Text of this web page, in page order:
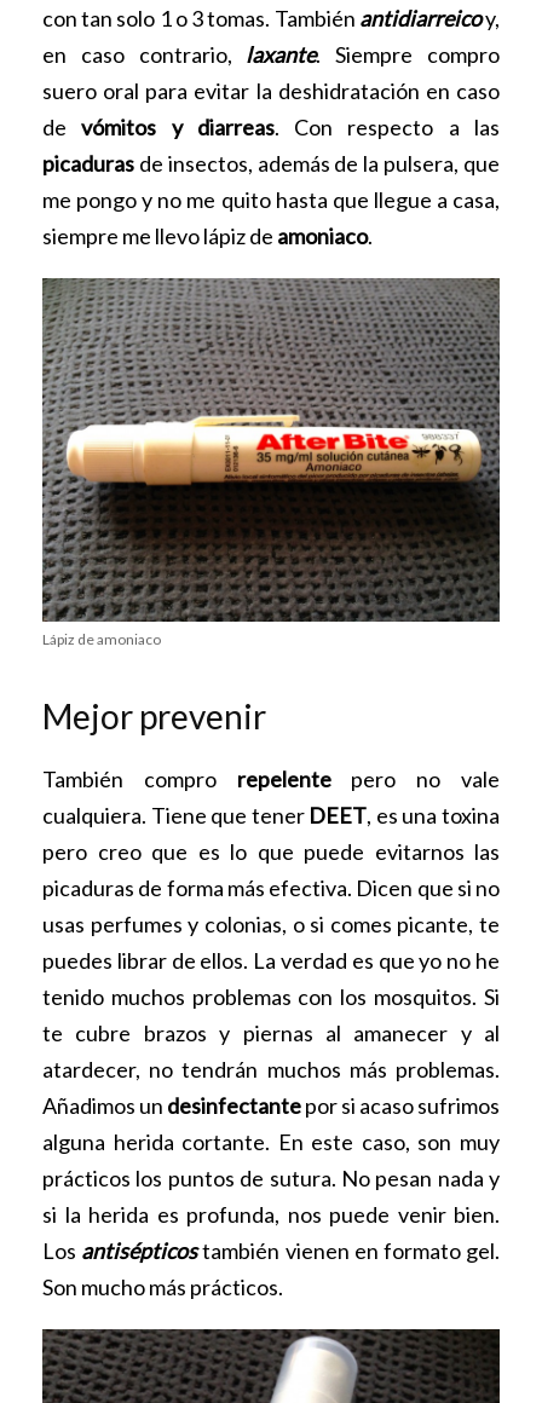
con tan solo 1 o 3 tomas. También antidiarreicoy,
en caso contrario, laxante. Siempre compro
suero oral para evitar la deshidratación en caso
devómitos y diarreas. Con respecto a las
picaduras de insectos, además de la pulsera, que
me pongo y no me quito hasta que llegue a casa,
siempre me llevo lápiz de amoniaco.
Lápiz de amoniaco
Mejor prevenir
También compro repelentepero no vale
cualquiera. Tiene que tener DEET, es una toxina
pero creo que es lo que puede evitarnos las
picaduras de forma más efectiva. Dicen que si no
usas perfumes y colonias, o si comes picante, te
puedes librar de ellos. La verdad es que yo no he
tenido muchos problemas con los mosquitos. Si
te cubre brazos y piernas al amanecer y al
atardecer, no tendrán muchos más problemas.
Añadimos un desinfectantepor si acaso sufrimos
alguna herida cortante. En este caso, son muy
prácticos los puntos de sutura. No pesan nada y
si la herida es profunda, nos puede venir bien.
Los antisépticostambién vienen en formato gel.
Son mucho más prácticos.